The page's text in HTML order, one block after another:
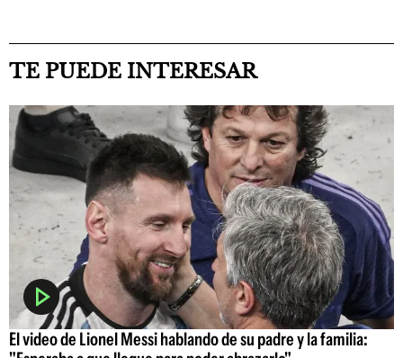
TE PUEDE INTERESAR
El video de Lionel Messi hablando de su padre y la familia: